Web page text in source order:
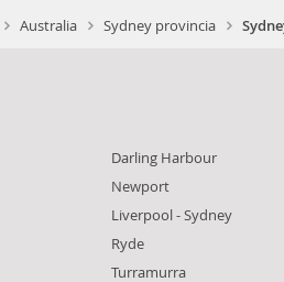
Australia Sydney provincia
Darling Harbour
Newport
Liverpool - Sydney
Ryde
Turramurra